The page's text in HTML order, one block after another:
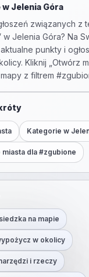
w Jelenia Góra
związanych z
w Jelenia Góra? Na
punkty i
Kliknij „Otwórz
z filtrem #
Kategorie w
dla #zgubione
na mapie
w okolicy
i rzeczy